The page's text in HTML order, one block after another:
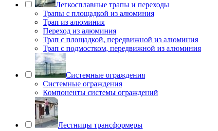
Легкосплавные трапы и переходы
Трапы с площадкой из алюминия
Трап из алюминия
Переход из алюминия
Трап с площадкой, передвижной из алюминия
Трап с подмостком, передвижной из алюминия
Системные ограждения
Системные ограждения
Компоненты системы ограждений
Лестницы трансформеры